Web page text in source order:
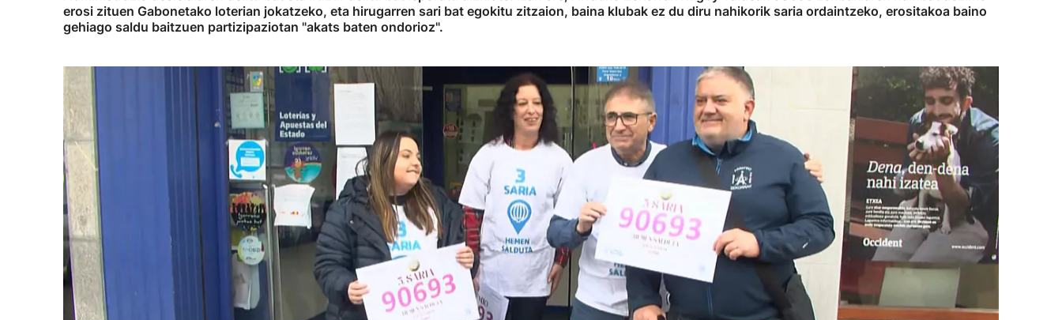
erosi zituen Gabonetako loterian jokatzeko, eta hirugarren sari bat egokitu zitzaion, baina klubak ez du diru nahikorik saria ordaintzeko, erositakoa baino
gehiago saldu baitzuen partizipaziotan "akats baten ondorioz".